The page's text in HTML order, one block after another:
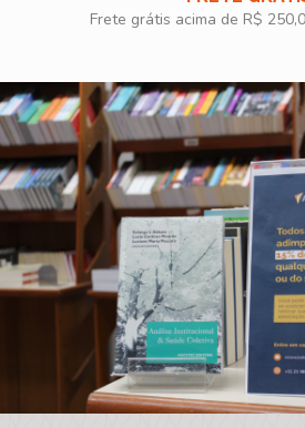
Frete grátis acima de R$